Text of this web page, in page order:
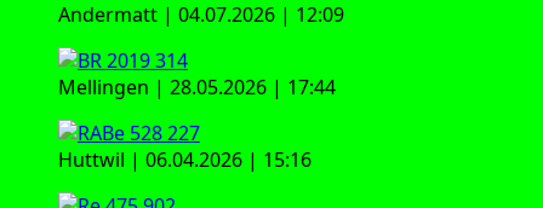
Andermatt | 04.07.2026 | 12:09
Mellingen | 28.05.2026 | 17:44
Huttwil | 06.04.2026 | 15:16